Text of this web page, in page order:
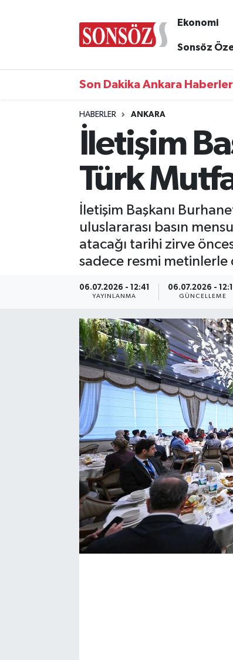
Ekonomi
Sonsöz
Son Dakika Ankara
HABERLER ANKARA
İletişim
Türk
İletişim Başkanı
uluslararası basın
atacağı tarihi zirve
sadece resmi
06.07.2026 - 12:41
YAYINLANMA
06.07.2026 -
GÜNCELLEME
İlçe Haberleri
Kültür & Sanat
Ankara Nöbetçi Eczaneler
Ankara Trafik Yoğunluk Haritası
Süper Lig Puan Durumu ve Fikstür
Son Dakika Haberleri